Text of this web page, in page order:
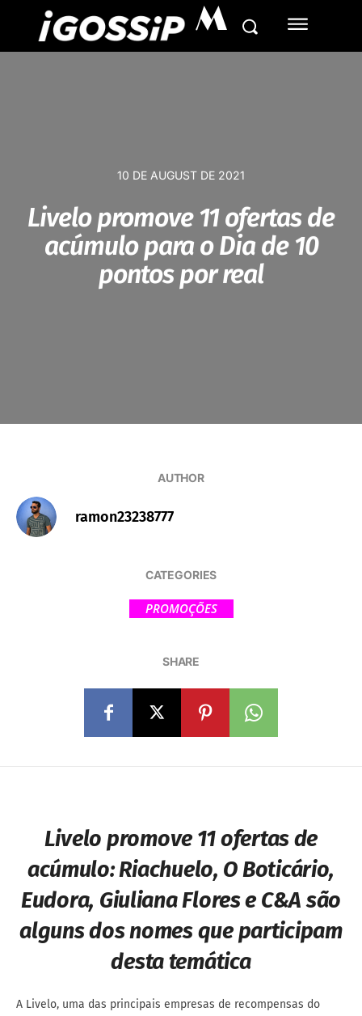
M
10 DE AUGUST DE 2021
Livelo promove 11 ofertas de
acúmulo para o Dia de 10
pontos por real
AUTHOR
ramon23238777
CATEGORIES
PROMOÇÕES
SHARE
Livelo promove 11 ofertas de
acúmulo:Riachuelo, O Boticário,
Eudora, Giuliana Florese C&A são
alguns dos nomes que participam
desta temática
A Livelo, uma das principais empresas de recompensas do